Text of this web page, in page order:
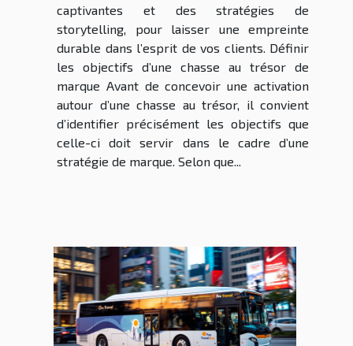
captivantes et des stratégies de
storytelling, pour laisser une empreinte
durable dans l’esprit de vos clients. Définir
les objectifs d’une chasse au trésor de
marque Avant de concevoir une activation
autour d’une chasse au trésor, il convient
d’identifier précisément les objectifs que
celle-ci doit servir dans le cadre d’une
stratégie de marque. Selon que...